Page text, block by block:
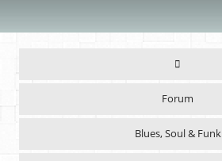
Forum
Blues, Soul & Funk